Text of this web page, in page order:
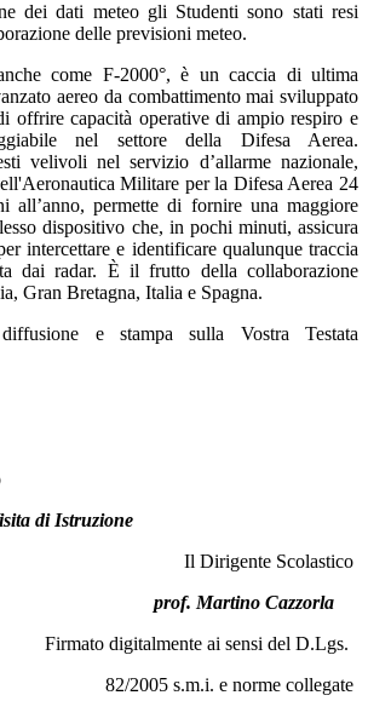
dei dati meteo gli Studenti sono stati resi
delle previsioni meteo.
come F-2000°, è un caccia di ultima
aereo da combattimento mai sviluppato
offrire capacità operative di ampio respiro e
nel settore della Difesa Aerea.
velivoli nel servizio d’allarme nazionale,
Militare per la Difesa Aerea 24
all’anno, permette di fornire una maggiore
dispositivo che, in pochi minuti, assicura
intercettare e identificare qualunque traccia
dai radar. È il frutto della collaborazione
Gran Bretagna, Italia e Spagna.
e stampa sulla Vostra Testata
di Istruzione
Il Dirigente Scolastico
prof. Martino Cazzorla
Firmato digitalmente ai sensi del D.Lgs.
82/2005 s.m.i. e norme collegate